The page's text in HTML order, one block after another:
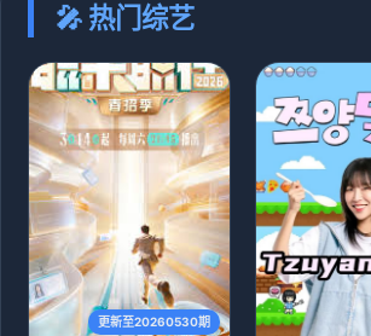
🎤 热门综艺
更新至20260530期